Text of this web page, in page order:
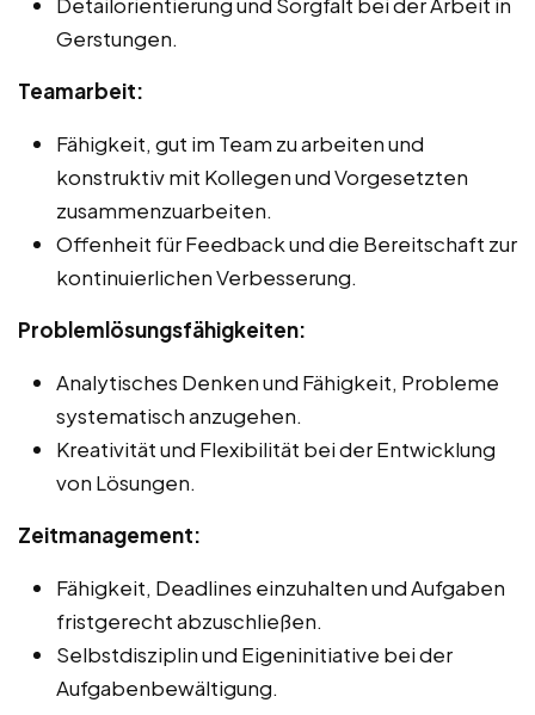
Gerstungen.
Teamarbeit:
Fähigkeit, gut im Team zu arbeiten und
konstruktiv mit Kollegen und Vorgesetzten
zusammenzuarbeiten.
Offenheit für Feedback und die Bereitschaft zur
kontinuierlichen Verbesserung.
Problemlösungsfähigkeiten:
Analytisches Denken und Fähigkeit, Probleme
systematisch anzugehen.
Kreativität und Flexibilität bei der Entwicklung
von Lösungen.
Zeitmanagement:
Fähigkeit, Deadlines einzuhalten und Aufgaben
fristgerecht abzuschließen.
Selbstdisziplin und Eigeninitiative bei der
Aufgabenbewältigung.